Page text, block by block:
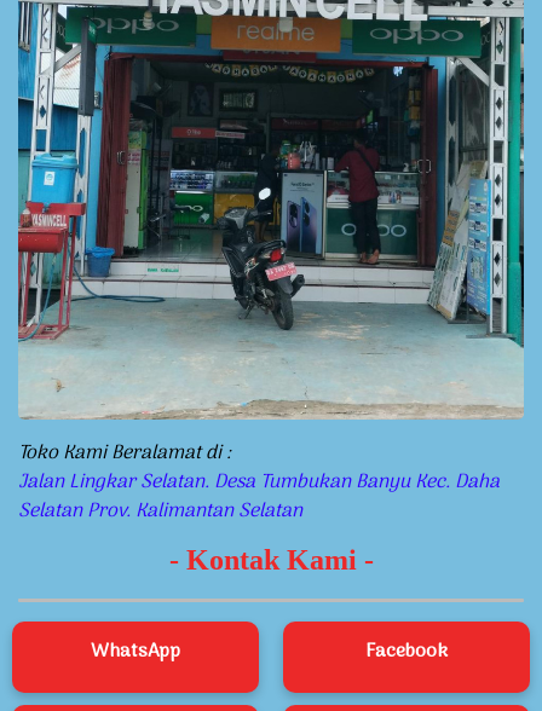
Toko Kami Beralamat di :
Jalan Lingkar Selatan. Desa Tumbukan Banyu Kec. Daha
Selatan Prov. Kalimantan Selatan
- Kontak Kami -
WhatsApp Facebook